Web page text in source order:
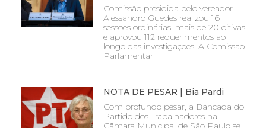
Comissão presidida pelo vereador
Alessandro Guedes realizou 16
sessões ordinárias, mais de 20 oitivas
e aprovou 112 requerimentos ao
longo das investigações. A Comissão
Parlamentar
NOTA DE PESAR | Bia Pardi
Com profundo pesar, a Bancada do
Partido dos Trabalhadores na